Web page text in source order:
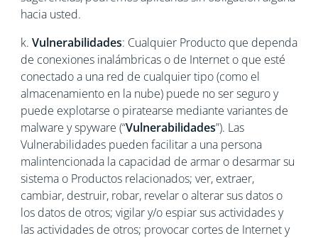
hacia usted.
k. Vulnerabilidades: Cualquier Producto que dependa
de conexiones inalámbricas o de Internet o que esté
conectado a una red de cualquier tipo (como el
almacenamiento en la nube) puede no ser seguro y
puede explotarse o piratearse mediante variantes de
malware y spyware (“Vulnerabilidades”). Las
Vulnerabilidades pueden facilitar a una persona
malintencionada la capacidad de armar o desarmar su
sistema o Productos relacionados; ver, extraer,
cambiar, destruir, robar, revelar o alterar sus datos o
los datos de otros; vigilar y/o espiar sus actividades y
las actividades de otros; provocar cortes de Internet y